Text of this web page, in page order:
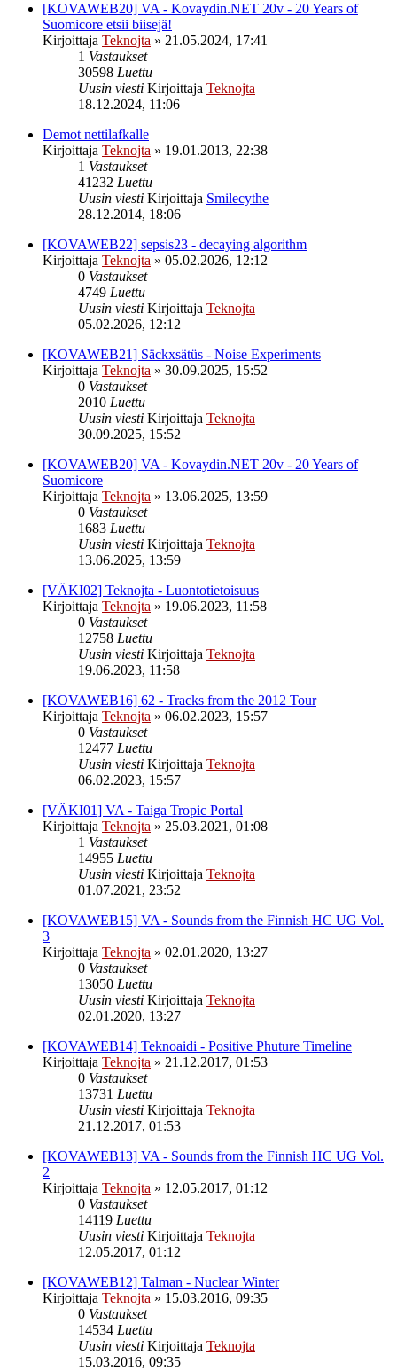
[KOVAWEB20] VA - Kovaydin.NET 20v - 20 Years of
Suomicore etsii biisejä!
Kirjoittaja Teknojta » 21.05.2024, 17:41
1 Vastaukset
30598 Luettu
Uusin viesti Kirjoittaja Teknojta
18.12.2024, 11:06
Demot nettilafkalle
Kirjoittaja Teknojta » 19.01.2013, 22:38
1 Vastaukset
41232 Luettu
Uusin viesti Kirjoittaja Smilecythe
28.12.2014, 18:06
[KOVAWEB22] sepsis23 - decaying algorithm
Kirjoittaja Teknojta » 05.02.2026, 12:12
0 Vastaukset
4749 Luettu
Uusin viesti Kirjoittaja Teknojta
05.02.2026, 12:12
[KOVAWEB21] Säckxsätüs - Noise Experiments
Kirjoittaja Teknojta » 30.09.2025, 15:52
0 Vastaukset
2010 Luettu
Uusin viesti Kirjoittaja Teknojta
30.09.2025, 15:52
[KOVAWEB20] VA - Kovaydin.NET 20v - 20 Years of
Suomicore
Kirjoittaja Teknojta » 13.06.2025, 13:59
0 Vastaukset
1683 Luettu
Uusin viesti Kirjoittaja Teknojta
13.06.2025, 13:59
[VÄKI02] Teknojta - Luontotietoisuus
Kirjoittaja Teknojta » 19.06.2023, 11:58
0 Vastaukset
12758 Luettu
Uusin viesti Kirjoittaja Teknojta
19.06.2023, 11:58
[KOVAWEB16] 62 - Tracks from the 2012 Tour
Kirjoittaja Teknojta » 06.02.2023, 15:57
0 Vastaukset
12477 Luettu
Uusin viesti Kirjoittaja Teknojta
06.02.2023, 15:57
[VÄKI01] VA - Taiga Tropic Portal
Kirjoittaja Teknojta » 25.03.2021, 01:08
1 Vastaukset
14955 Luettu
Uusin viesti Kirjoittaja Teknojta
01.07.2021, 23:52
[KOVAWEB15] VA - Sounds from the Finnish HC UG Vol.
3
Kirjoittaja Teknojta » 02.01.2020, 13:27
0 Vastaukset
13050 Luettu
Uusin viesti Kirjoittaja Teknojta
02.01.2020, 13:27
[KOVAWEB14] Teknoaidi - Positive Phuture Timeline
Kirjoittaja Teknojta » 21.12.2017, 01:53
0 Vastaukset
13731 Luettu
Uusin viesti Kirjoittaja Teknojta
21.12.2017, 01:53
[KOVAWEB13] VA - Sounds from the Finnish HC UG Vol.
2
Kirjoittaja Teknojta » 12.05.2017, 01:12
0 Vastaukset
14119 Luettu
Uusin viesti Kirjoittaja Teknojta
12.05.2017, 01:12
[KOVAWEB12] Talman - Nuclear Winter
Kirjoittaja Teknojta » 15.03.2016, 09:35
0 Vastaukset
14534 Luettu
Uusin viesti Kirjoittaja Teknojta
15.03.2016, 09:35